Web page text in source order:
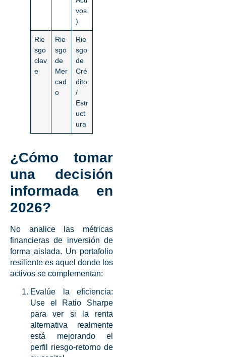
vos
)
Rie
sgo
clav
e
Rie
sgo
de
Mer
cad
o
Rie
sgo
de
Cré
dito
/
Estr
uct
ura
¿Cómo tomar
una decisión
informada en
2026?
No analice las métricas
financieras de inversión de
forma aislada. Un portafolio
resiliente es aquel donde los
activos se complementan:
Evalúe la eficiencia:
Use el Ratio Sharpe
para ver si la renta
alternativa realmente
está mejorando el
perfil riesgo-retorno de